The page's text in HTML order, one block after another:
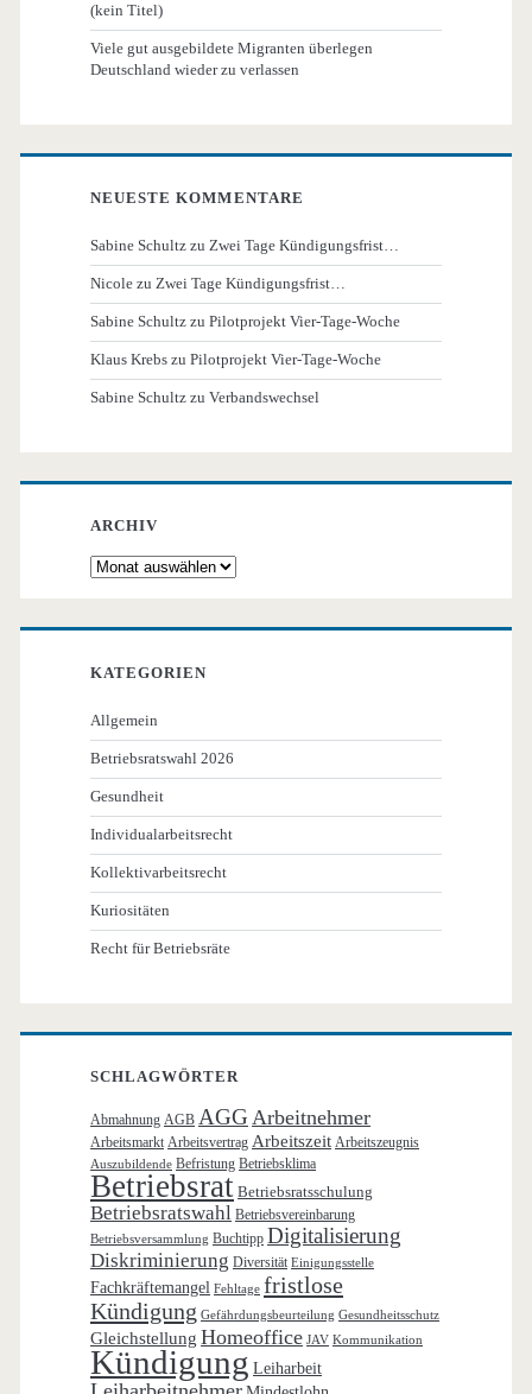
(kein Titel)
Viele gut ausgebildete Migranten überlegen
Deutschland wieder zu verlassen
NEUESTE KOMMENTARE
Sabine Schultz zuZwei Tage Kündigungsfrist…
Nicole zuZwei Tage Kündigungsfrist…
Sabine Schultz zuPilotprojekt Vier-Tage-Woche
Klaus Krebs zuPilotprojekt Vier-Tage-Woche
Sabine Schultz zuVerbandswechsel
ARCHIV
Archiv
KATEGORIEN
Allgemein
Betriebsratswahl 2026
Gesundheit
Individualarbeitsrecht
Kollektivarbeitsrecht
Kuriositäten
Recht für Betriebsräte
SCHLAGWÖRTER
Abmahnung AGB AGG Arbeitnehmer
Arbeitsmarkt Arbeitsvertrag Arbeitszeit Arbeitszeugnis
Auszubildende Befristung Betriebsklima
Betriebsrat Betriebsratsschulung
Betriebsratswahl Betriebsvereinbarung
Betriebsversammlung Buchtipp Digitalisierung
Diskriminierung Diversität Einigungsstelle
Fachkräftemangel Fehltage fristlose
Kündigung Gefährdungsbeurteilung Gesundheitsschutz
Gleichstellung Homeoffice JAV Kommunikation
Kündigung Leiharbeit